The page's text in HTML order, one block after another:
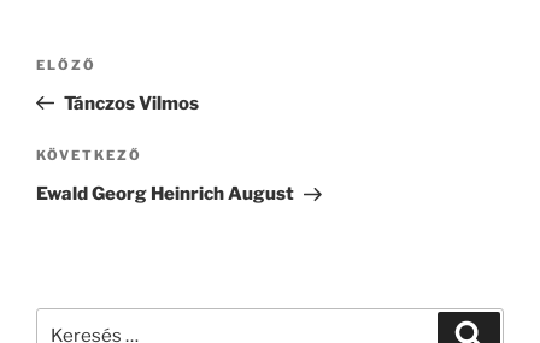
Bejegyzés
Korábbi
bejegyzés
ELŐZŐ
Tánczos Vilmos
Következő
bejegyzés
KÖVETKEZŐ
Ewald Georg Heinrich August